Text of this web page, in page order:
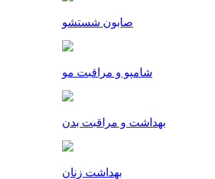
صابون شستشو
شامپو و مراقبت مو
بهداشت و مراقبت بدن
بهداشت زنان